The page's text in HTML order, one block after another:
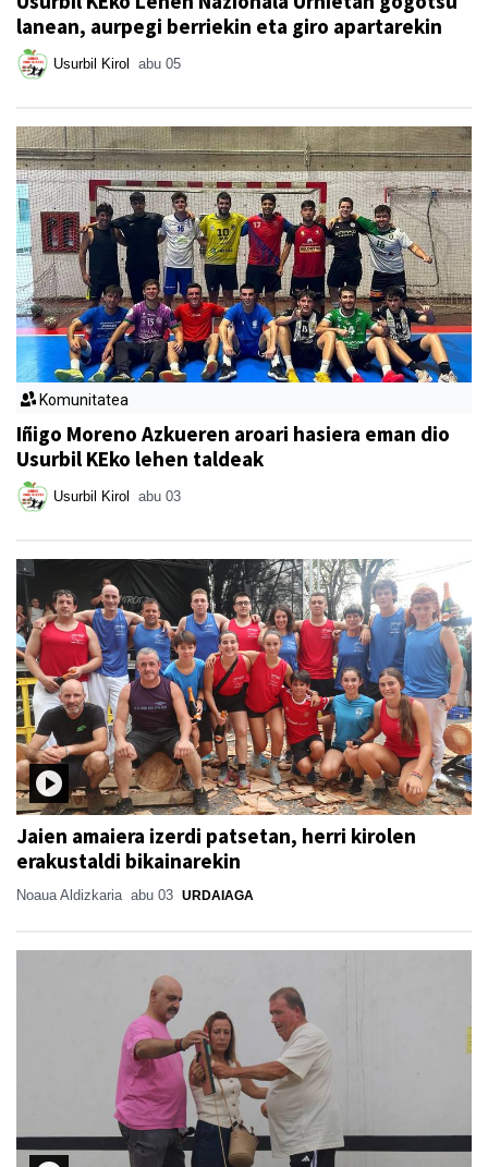
lanean, aurpegi berriekin eta giro apartarekin
Usurbil Kirol abu 05
Komunitatea
Iñigo Moreno Azkueren aroari hasiera eman dio
Usurbil KEko lehen taldeak
Usurbil Kirol abu 03
Jaien amaiera izerdi patsetan, herri kirolen
erakustaldi bikainarekin
Noaua Aldizkaria abu 03 URDAIAGA